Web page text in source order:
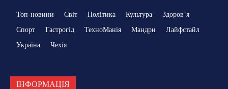
Топ-новини Світ Політика Культура
Здоровʼя
Спорт
Гастрогід ТехноМанія Мандри
Лайфстайл
Україна
Чехія
ІНФОРМАЦІЯ